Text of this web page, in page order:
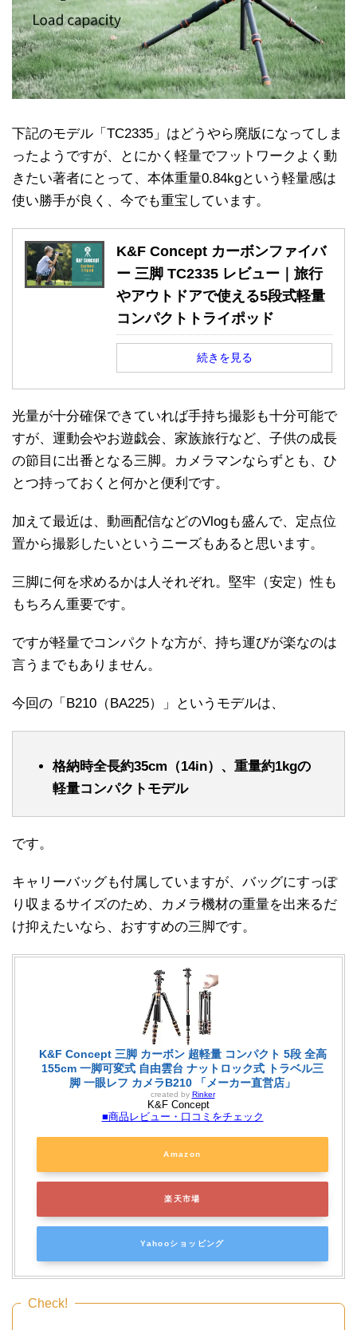
下記のモデル「TC2335」はどうやら廃版になってしま
ったようですが、とにかく軽量でフットワークよく動
きたい著者にとって、本体重量0.84kgという軽量感は
使い勝手が良く、今でも重宝しています。
K&F Concept カーボンファイバ
ー 三脚 TC2335 レビュー｜旅行
やアウトドアで使える5段式軽量
コンパクトトライポッド
続きを見る
光量が十分確保できていれば手持ち撮影も十分可能で
すが、運動会やお遊戯会、家族旅行など、子供の成長
の節目に出番となる三脚。カメラマンならずとも、ひ
とつ持っておくと何かと便利です。
加えて最近は、動画配信などのVlogも盛んで、定点位
置から撮影したいというニーズもあると思います。
三脚に何を求めるかは人それぞれ。堅牢（安定）性も
もちろん重要です。
ですが軽量でコンパクトな方が、持ち運びが楽なのは
言うまでもありません。
今回の「B210（BA225）」というモデルは、
格納時全長約35cm（14in）、重量約1kgの
軽量コンパクトモデル
です。
キャリーバッグも付属していますが、バッグにすっぽ
り収まるサイズのため、カメラ機材の重量を出来るだ
け抑えたいなら、おすすめの三脚です。
K&F Concept 三脚 カーボン 超軽量 コンパクト 5段 全高
155cm 一脚可変式 自由雲台 ナットロック式 トラベル三
脚 一眼レフ カメラB210 「メーカー直営店」
created by Rinker
K&F Concept
■商品レビュー・口コミをチェック
Amazon
楽天市場
Yahooショッピング
Check!